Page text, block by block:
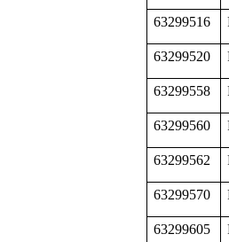
63299516
63299520
63299558
63299560
63299562
63299570
63299605